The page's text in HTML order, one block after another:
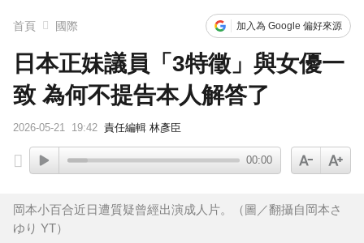
首頁 國際 加入為 Google 偏好來源
日本正妹議員「3特徵」與女優一
致 為何不提告本人解答了
2026-05-21 19:42 責任編輯 林彥臣
00:00
岡本小百合近日遭質疑曾經出演成人片。（圖／翻攝自岡本さ
ゆり YT）